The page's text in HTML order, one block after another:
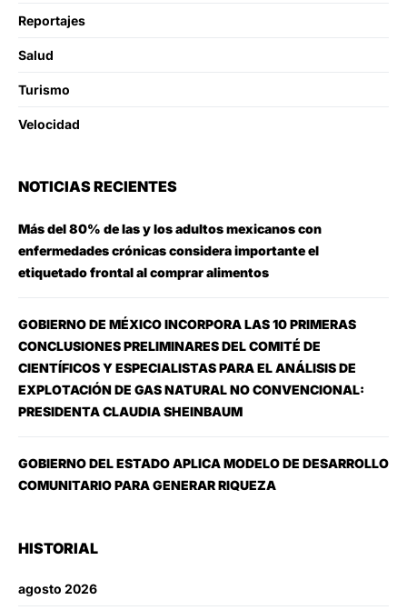
Reportajes
Salud
Turismo
Velocidad
NOTICIAS RECIENTES
Más del 80% de las y los adultos mexicanos con
enfermedades crónicas considera importante el
etiquetado frontal al comprar alimentos
GOBIERNO DE MÉXICO INCORPORA LAS 10 PRIMERAS
CONCLUSIONES PRELIMINARES DEL COMITÉ DE
CIENTÍFICOS Y ESPECIALISTAS PARA EL ANÁLISIS DE
EXPLOTACIÓN DE GAS NATURAL NO CONVENCIONAL:
PRESIDENTA CLAUDIA SHEINBAUM
GOBIERNO DEL ESTADO APLICA MODELO DE DESARROLLO
COMUNITARIO PARA GENERAR RIQUEZA
HISTORIAL
agosto 2026